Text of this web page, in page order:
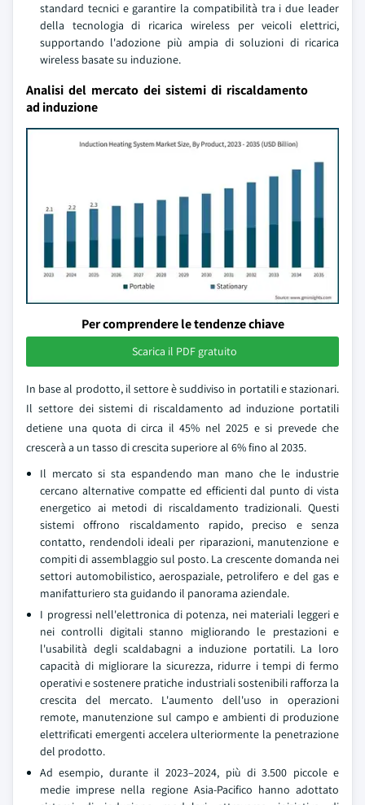
standard tecnici e garantire la compatibilità tra i due leader
della tecnologia di ricarica wireless per veicoli elettrici,
supportando l'adozione più ampia di soluzioni di ricarica
wireless basate su induzione.
Analisi del mercato dei sistemi di riscaldamento
ad induzione
Per comprendere le tendenze chiave
Scarica il PDF gratuito
In base al prodotto, il settore è suddiviso in portatili e stazionari.
Il settore dei sistemi di riscaldamento ad induzione portatili
detiene una quota di circa il 45% nel 2025 e si prevede che
crescerà a un tasso di crescita superiore al 6% fino al 2035.
Il mercato si sta espandendo man mano che le industrie
cercano alternative compatte ed efficienti dal punto di vista
energetico ai metodi di riscaldamento tradizionali. Questi
sistemi offrono riscaldamento rapido, preciso e senza
contatto, rendendoli ideali per riparazioni, manutenzione e
compiti di assemblaggio sul posto. La crescente domanda nei
settori automobilistico, aerospaziale, petrolifero e del gas e
manifatturiero sta guidando il panorama aziendale.
I progressi nell'elettronica di potenza, nei materiali leggeri e
nei controlli digitali stanno migliorando le prestazioni e
l'usabilità degli scaldabagni a induzione portatili. La loro
capacità di migliorare la sicurezza, ridurre i tempi di fermo
operativi e sostenere pratiche industriali sostenibili rafforza la
crescita del mercato. L'aumento dell'uso in operazioni
remote, manutenzione sul campo e ambienti di produzione
elettrificati emergenti accelera ulteriormente la penetrazione
del prodotto.
Ad esempio, durante il 2023–2024, più di 3.500 piccole e
medie imprese nella regione Asia-Pacifico hanno adottato